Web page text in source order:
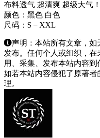
布料透气 超清爽 超级大气！
颜色：黑色 白色
尺码：S – XXL
声明：本站所有文章，如
发布。任何个人或组织，
用、采集、发布本站内容到
如若本站内容侵犯了原著
理。